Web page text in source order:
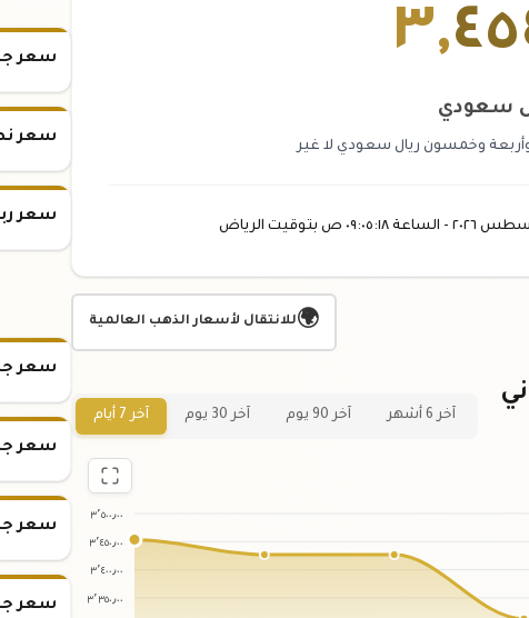
٣,
سعودي
وأربعة وخمسون ريال سعودي لا غير
٢٠٢٦ - الساعة ٠٩:٠٥:١٨ ص بتوقيت الرياض
🌍للانتقال لأسعار الذهب العالمية
آخر 6 أشهر آخر 90 يوم آخر 30 يوم آخر 7 أيام
٣٬٥٠٠٫٠٠
٣٬٤٥٠٫٠٠
٣٬٤٠٠٫٠٠
٣٬٣٥٠٫٠٠
سعر
سعر
سعر
سعر
سعر
سعر
سعر